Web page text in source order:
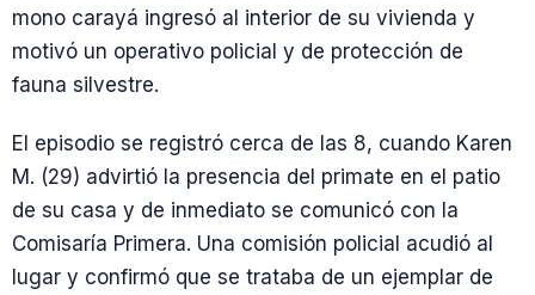
mono carayá ingresó al interior de su vivienda y
motivó un operativo policial y de protección de
fauna silvestre.
El episodio se registró cerca de las 8, cuando Karen
M. (29) advirtió la presencia del primate en el patio
de su casa y de inmediato se comunicó con la
Comisaría Primera. Una comisión policial acudió al
lugar y confirmó que se trataba de un ejemplar de